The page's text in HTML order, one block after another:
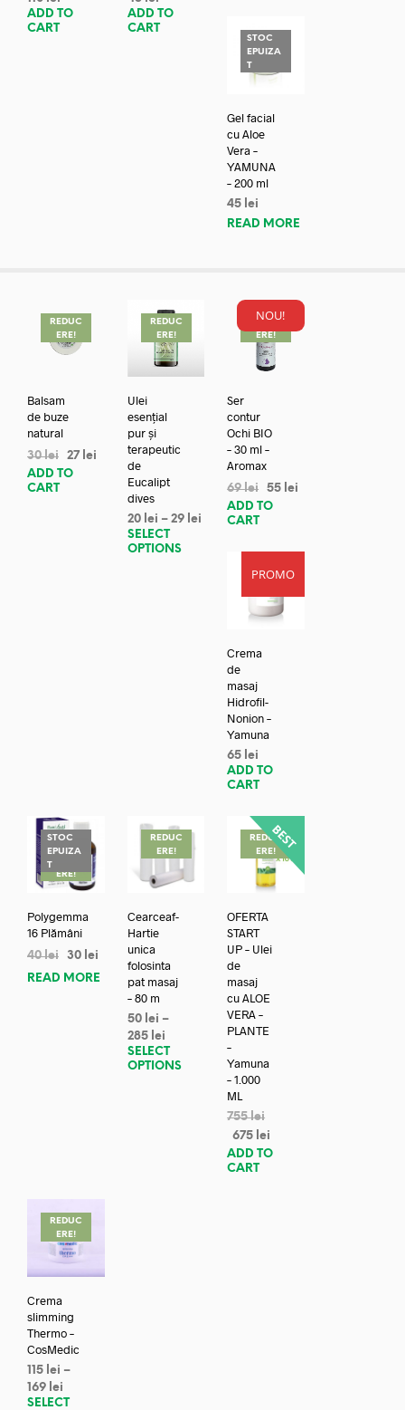
ADD TO
CART
ADD TO
CART
STOC
EPUIZA
T
Gel facial
cu Aloe
Vera –
YAMUNA
– 200 ml
45 lei
READ MORE
REDUC
ERE!
Balsam
de buze
natural
30lei 27 lei
ADD TO
CART
REDUC
ERE!
Ulei
esențial
pur și
terapeutic
de
Eucalipt
dives
20 lei – 29 lei
SELECT
OPTIONS
NOU!
REDUC
ERE!
Ser
contur
Ochi BIO
– 30 ml –
Aromax
69lei 55 lei
ADD TO
CART
PROMO
Crema
de
masaj
Hidrofil-
Nonion –
Yamuna
65 lei
ADD TO
CART
STOC
EPUIZA
TREDUC
ERE!
Polygemma
16 Plămâni
40lei 30 lei
READ MORE
REDUC
ERE!
Cearceaf-
Hartie
unica
folosinta
pat masaj
– 80 m
50 lei –
285 lei
SELECT
OPTIONS
REDUC
ERE!
OFERTA
START
UP – Ulei
de
masaj
cu ALOE
VERA –
PLANTE
–
Yamuna
– 1.000
ML
755lei
675 lei
ADD TO
CART
REDUC
ERE!
Crema
slimming
Thermo –
CosMedic
115 lei –
169 lei
SELECT